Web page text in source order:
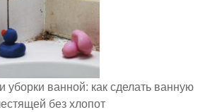
ванной: как сделать ванную
без хлопот